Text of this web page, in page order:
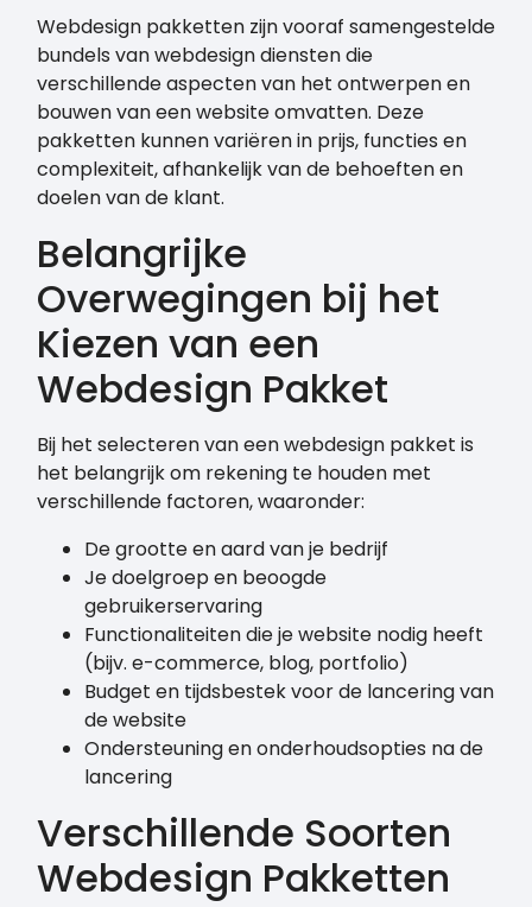
Webdesign pakketten zijn vooraf samengestelde
bundels van webdesign diensten die
verschillende aspecten van het ontwerpen en
bouwen van een website omvatten. Deze
pakketten kunnen variëren in prijs, functies en
complexiteit, afhankelijk van de behoeften en
doelen van de klant.
Belangrijke
Overwegingen bij het
Kiezen van een
Webdesign Pakket
Bij het selecteren van een webdesign pakket is
het belangrijk om rekening te houden met
verschillende factoren, waaronder:
De grootte en aard van je bedrijf
Je doelgroep en beoogde
gebruikerservaring
Functionaliteiten die je website nodig heeft
(bijv. e-commerce, blog, portfolio)
Budget en tijdsbestek voor de lancering van
de website
Ondersteuning en onderhoudsopties na de
lancering
Verschillende Soorten
Webdesign Pakketten